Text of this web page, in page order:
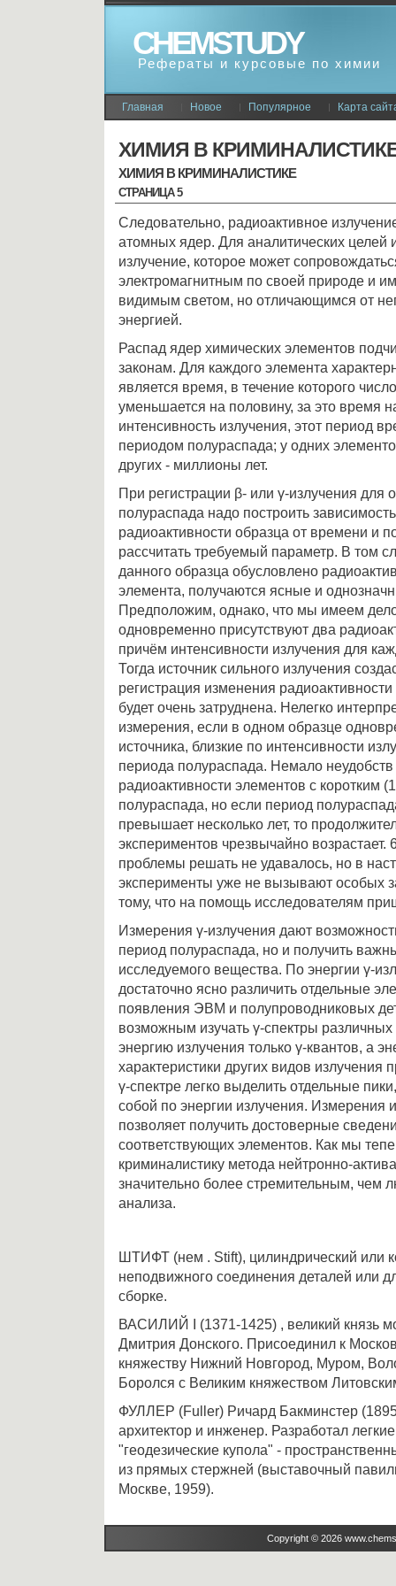
CHEMSTUDY
Рефераты и курсовые по химии
Главная Новое Популярное Карта
ХИМИЯ В
ХИМИЯ В КРИМИНАЛИСТИКЕ
СТРАНИЦА 5
Следовательно, радиоактивное
атомных ядер. Для аналитических целей
излучение, которое может
электромагнитным по своей природе и
видимым светом, но отличающимся от
энергией.
Распад ядер химических элементов
законам. Для каждого элемента
является время, в течение которого
уменьшается на половину, за это время
интенсивность излучения, этот период
периодом полураспада; у одних
других - миллионы лет.
При регистрации β- или γ-излучения для
полураспада надо построить
радиоактивности образца от времени и
рассчитать требуемый параметр. В том
данного образца обусловлено
элемента, получаются ясные и
Предположим, однако, что мы имеем
одновременно присутствуют два
причём интенсивности излучения для
Тогда источник сильного излучения
регистрация изменения радиоактивности
будет очень затруднена. Нелегко
измерения, если в одном образце
источника, близкие по интенсивности
периода полураспада. Немало неудобств
радиоактивности элементов с коротким
полураспада, но если период
превышает несколько лет, то
экспериментов чрезвычайно возрастает.
проблемы решать не удавалось, но в
эксперименты уже не вызывают особых
тому, что на помощь исследователям
Измерения γ-излучения дают
период полураспада, но и получить
исследуемого вещества. По энергии γ-
достаточно ясно различить отдельные
появления ЭВМ и полупроводниковых
возможным изучать γ-спектры различных
энергию излучения только γ-квантов, а
характеристики других видов излучения
γ-спектре легко выделить отдельные
собой по энергии излучения. Измерения
позволяет получить достоверные
соответствующих элементов. Как мы
криминалистику метода нейтронно-
значительно более стремительным, чем
анализа.
ШТИФТ (нем . Stift), цилиндрический или
неподвижного соединения деталей или
сборке.
ВАСИЛИЙ I (1371-1425) , великий князь
Дмитрия Донского. Присоединил к
княжеству Нижний Новгород, Муром,
Боролся с Великим княжеством
ФУЛЛЕР (Fuller) Ричард Бакминстер
архитектор и инженер. Разработал
"геодезические купола" -
из прямых стержней (выставочный
Москве, 1959).
Copyright © 2026